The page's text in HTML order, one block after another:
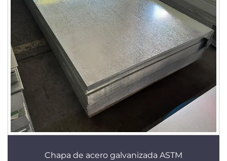
Chapa de acero galvanizada ASTM